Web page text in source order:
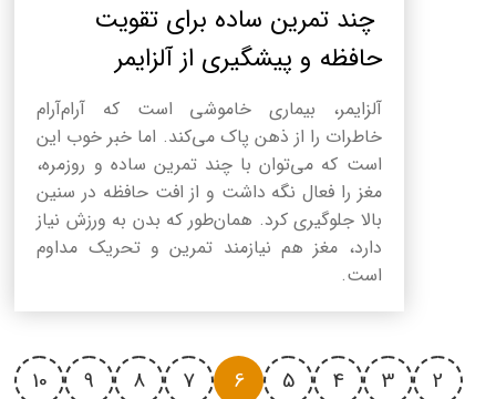
چند تمرین ساده برای تقویت
حافظه و پیشگیری از آلزایمر
آلزایمر، بیماری خاموشی است که آرام‌آرام
خاطرات را از ذهن پاک می‌کند. اما خبر خوب این
است که می‌توان با چند تمرین ساده و روزمره،
مغز را فعال نگه داشت و از افت حافظه در سنین
بالا جلوگیری کرد. همان‌طور که بدن به ورزش نیاز
دارد، مغز هم نیازمند تمرین و تحریک مداوم
است.
2
3
4
5
6
7
8
9
10